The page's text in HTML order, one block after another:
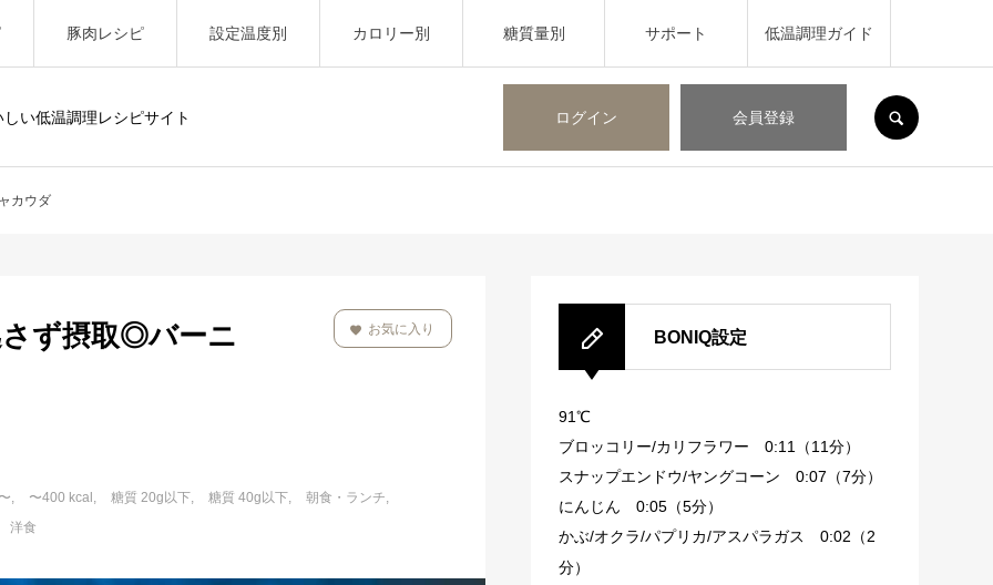
い低温調理レシピサイト ログイン 会員登録
豚肉レシピ 設定温度別 カロリー別 糖質量別 サポート 低温調理ガイド
カウダ
ず摂取◎バーニ
〜400 kcal 糖質 20g以下 糖質 40g以下
朝食・ランチ
洋食
お気に入り BONIQ設定
91℃
ブロッコリー/カリフラワー 0:11（11分）
スナップエンドウ/ヤングコーン 0:07（7分）
にんじん 0:05（5分）
かぶ/オクラ/パプリカ/アスパラガス 0:02（2
分）